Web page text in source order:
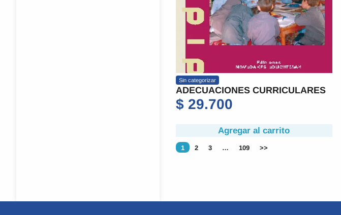
Sin categorizar
ADECUACIONES CURRICULARES
$29.700
Agregar al carrito
1 2 3 … 109 >>